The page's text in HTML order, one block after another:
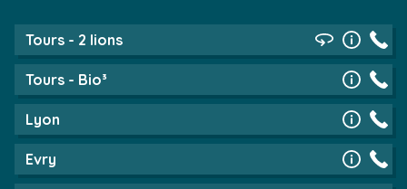
Tours - 2 lions
Tours - Bio³
Lyon
Evry